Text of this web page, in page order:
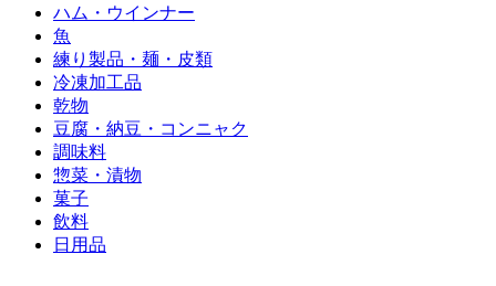
ハム・ウインナー
魚
練り製品・麺・皮類
冷凍加工品
乾物
豆腐・納豆・コンニャク
調味料
惣菜・漬物
菓子
飲料
日用品